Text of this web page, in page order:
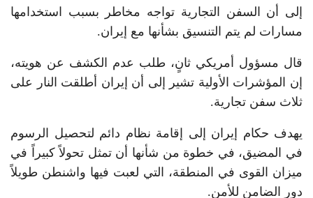
إلى أن السفن التجارية تواجه مخاطر بسبب استخدامها
مسارات لم يتم التنسيق بشأنها مع إيران.
قال مسؤول أمريكي ثانٍ، طلب عدم الكشف عن هويته،
إن المؤشرات الأولية تشير إلى أن إيران أطلقت النار على
ثلاث سفن تجارية.
يهدف حكام إيران إلى إقامة نظام دائم لتحصيل الرسوم
في المضيق، في خطوة من شأنها أن تمثل تحولاً كبيراً في
ميزان القوى في المنطقة، التي لعبت فيها واشنطن طويلاً
دور الضامن للأمن.